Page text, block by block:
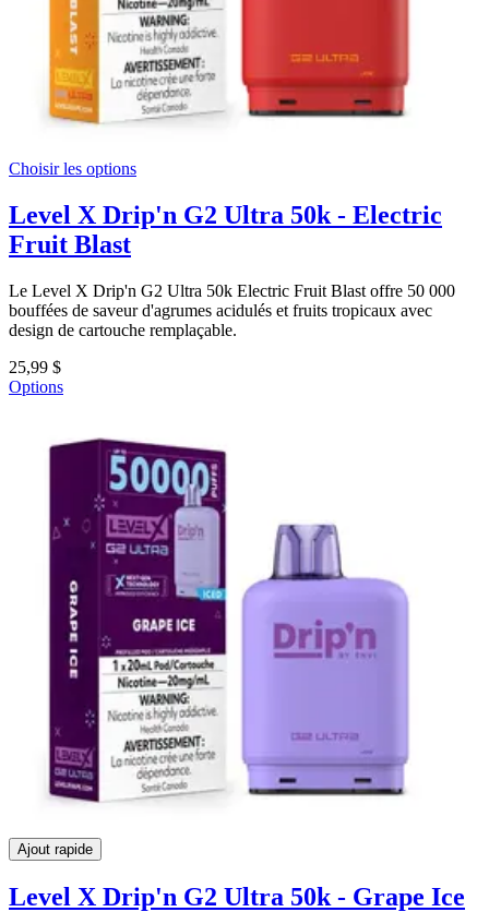
Choisir les options
Level X Drip'n G2 Ultra 50k - Electric
Fruit Blast
Le Level X Drip'n G2 Ultra 50k Electric Fruit Blast offre 50 000
bouffées de saveur d'agrumes acidulés et fruits tropicaux avec
design de cartouche remplaçable.
25,99 $
Options
Ajout rapide
Level X Drip'n G2 Ultra 50k - Grape Ice